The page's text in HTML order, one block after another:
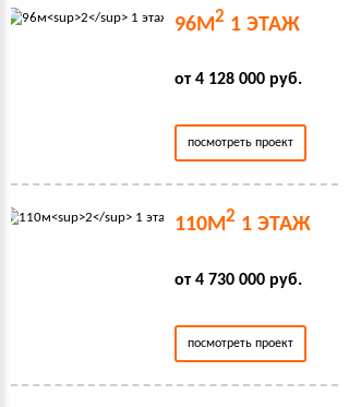
96М2 1 ЭТАЖ
от 4 128 000 руб.
посмотреть проект
110М2 1 ЭТАЖ
от 4 730 000 руб.
посмотреть проект